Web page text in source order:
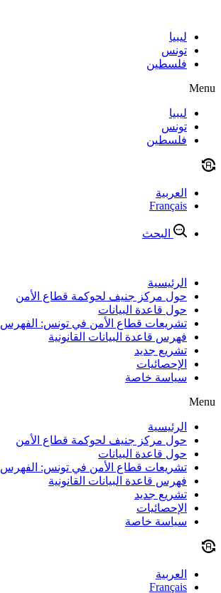
contentليبيا
تونس
فلسطين
Menu
ليبيا
تونس
فلسطين
العربية
Français
البحث
الرئيسية
حول مركز جنيف لحوكمة قطاع الأمن
حول قاعدة البيانات
تشريعات قطاع الأمن في تونس: الفهرس 1956-2011
فهرس قاعدة البيانات القانونية
تشريع جديد
الإحصائيات
سياسة خاصة
Menu
الرئيسية
حول مركز جنيف لحوكمة قطاع الأمن
حول قاعدة البيانات
تشريعات قطاع الأمن في تونس: الفهرس 1956-2011
فهرس قاعدة البيانات القانونية
تشريع جديد
الإحصائيات
سياسة خاصة
العربية
Français